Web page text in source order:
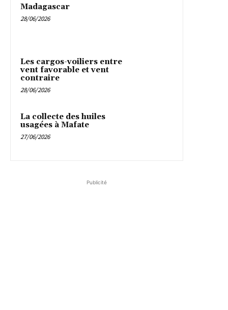
Madagascar
28/06/2026
Les cargos-voiliers entre
vent favorable et vent
contraire
28/06/2026
La collecte des huiles
usagées à Mafate
27/06/2026
Publicité